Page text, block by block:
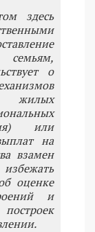
здесь
о
жилых
или
на
взамен
оценке
и